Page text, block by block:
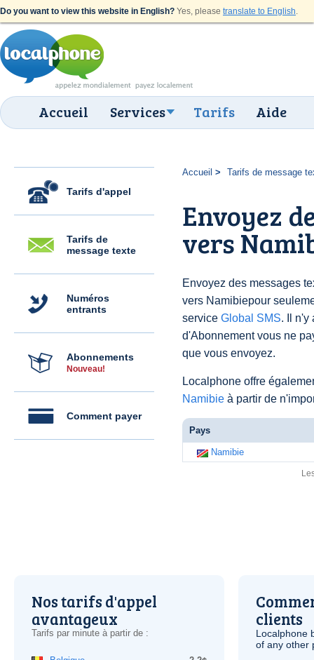
Do you want to view this website in English? Yes, please translate to English.
Accueil Services Tarifs Aide
Tarifs d'appel
Tarifs de
message texte
Numéros
entrants
Abonnements
Nouveau!
Comment payer
Accueil Tarifs de message
Envoyez
vers
Envoyez des messages
vers Namibiepour
service Global SMS. Il n'y
d'Abonnement vous ne
que vous envoyez.
Localphone offre
Namibie à partir de
Pays
Namibie
Nos tarifs d'appel
avantageux
Tarifs par minute à partir de :
clients
Localphone
of any other